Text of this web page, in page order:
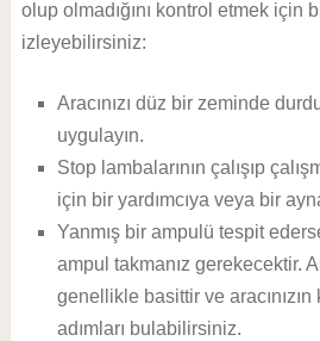
olup olmadığını kontrol etmek için
izleyebilirsiniz:
Aracınızı düz bir zeminde
uygulayın.
Stop lambalarının çalışıp
için bir yardımcıya veya bir
Yanmış bir ampulü tespit
ampul takmanız gerekecektir.
genellikle basittir ve aracınızın
adımları bulabilirsiniz.